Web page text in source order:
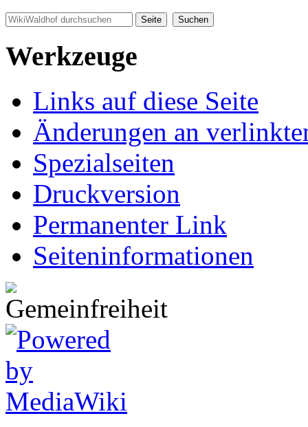
Werkzeuge
Links auf diese Seite
Änderungen an
Spezialseiten
Druckversion
Permanenter Link
Seiten­informationen